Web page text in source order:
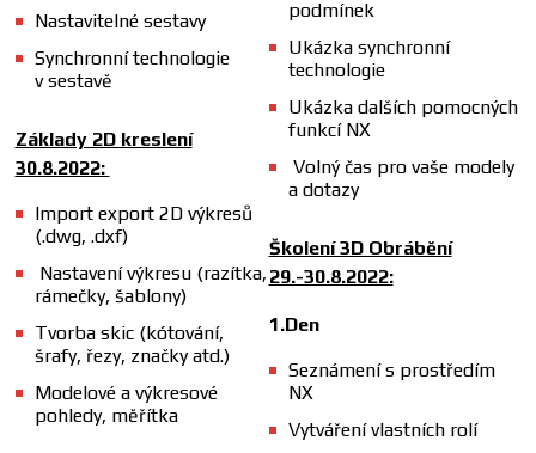
Nastavitelné sestavy
Synchronní technologie
v sestavě
Základy 2D kreslení
30.8.2022:
Import export 2D výkresů
(.dwg, .dxf)
Nastavení výkresu (razítka,
rámečky, šablony)
Tvorba skic (kótování,
šrafy, řezy, značky atd.)
Modelové a výkresové
pohledy, měřítka
podmínek
Ukázka synchronní
technologie
Ukázka dalších pomocných
funkcí NX
Volný čas pro vaše modely
a dotazy
Školení 3D Obrábění
29.-30.8.2022:
1.Den
Seznámení s prostředím
NX
Vytváření vlastních rolí